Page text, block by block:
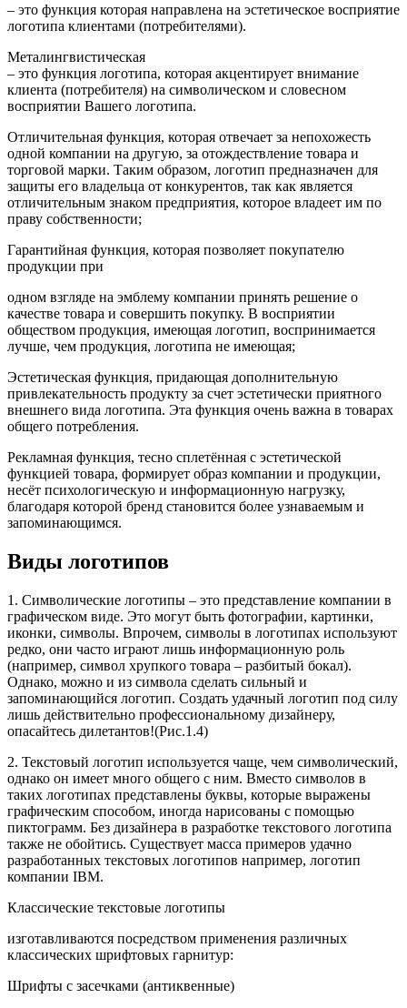
– это функция которая направлена на эстетическое восприятие
логотипа клиентами (потребителями).
Металингвистическая
– это функция логотипа, которая акцентирует внимание
клиента (потребителя) на символическом и словесном
восприятии Вашего логотипа.
Отличительная функция, которая отвечает за непохожесть
одной компании на другую, за отождествление товара и
торговой марки. Таким образом, логотип предназначен для
защиты его владельца от конкурентов, так как является
отличительным знаком предприятия, которое владеет им по
праву собственности;
Гарантийная функция, которая позволяет покупателю
продукции при
одном взгляде на эмблему компании принять решение о
качестве товара и совершить покупку. В восприятии
обществом продукция, имеющая логотип, воспринимается
лучше, чем продукция, логотипа не имеющая;
Эстетическая функция, придающая дополнительную
привлекательность продукту за счет эстетически приятного
внешнего вида логотипа. Эта функция очень важна в товарах
общего потребления.
Рекламная функция, тесно сплетённая с эстетической
функцией товара, формирует образ компании и продукции,
несёт психологическую и информационную нагрузку,
благодаря которой бренд становится более узнаваемым и
запоминающимся.
Виды логотипов
1. Символические логотипы – это представление компании в
графическом виде. Это могут быть фотографии, картинки,
иконки, символы. Впрочем, символы в логотипах используют
редко, они часто играют лишь информационную роль
(например, символ хрупкого товара – разбитый бокал).
Однако, можно и из символа сделать сильный и
запоминающийся логотип. Создать удачный логотип под силу
лишь действительно профессиональному дизайнеру,
опасайтесь дилетантов!(Рис.1.4)
2. Текстовый логотип используется чаще, чем символический,
однако он имеет много общего с ним. Вместо символов в
таких логотипах представлены буквы, которые выражены
графическим способом, иногда нарисованы с помощью
пиктограмм. Без дизайнера в разработке текстового логотипа
также не обойтись. Существует масса примеров удачно
разработанных текстовых логотипов например, логотип
компании IBM.
Классические текстовые логотипы
изготавливаются посредством применения различных
классических шрифтовых гарнитур:
Шрифты с засечками (антиквенные)